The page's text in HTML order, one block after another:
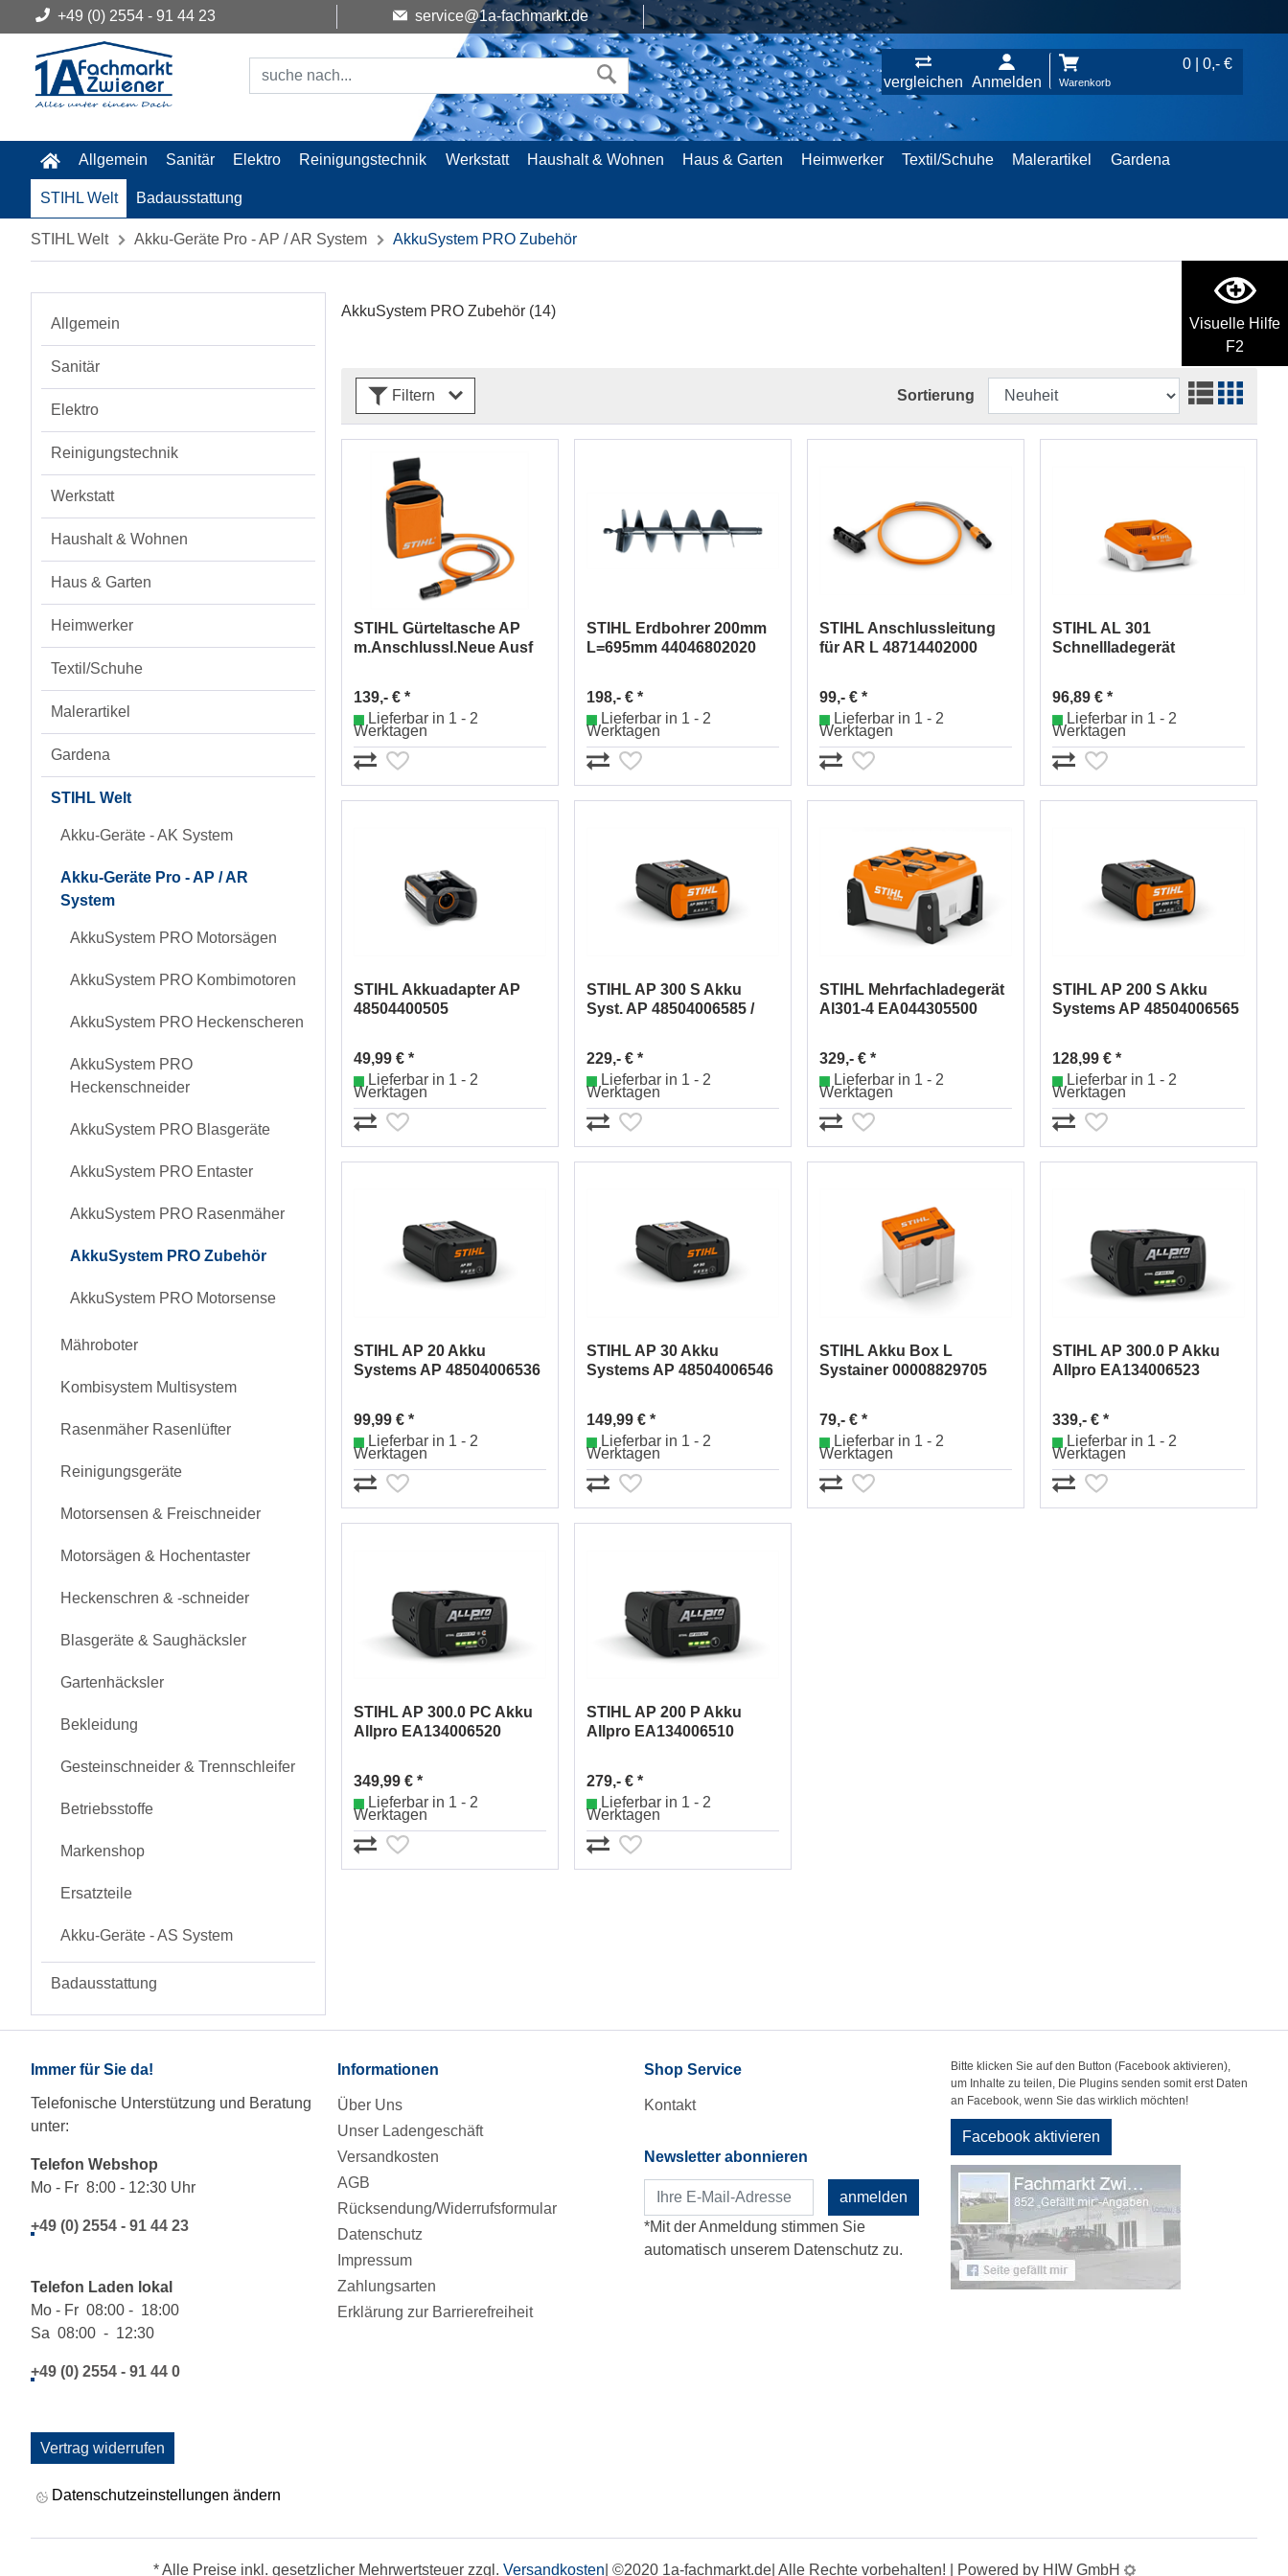
Visuelle Hilfe
F2
+49 (0) 2554 - 91 44 23 service@1a-fachmarkt.de
vergleichen Anmelden
0 | 0,- €
Warenkorb
Allgemein Sanitär Elektro Reinigungstechnik Werkstatt Haushalt & Wohnen Haus & Garten Heimwerker Textil/Schuhe Malerartikel Gardena
STIHL Welt Badausstattung
STIHL Welt Akku-Geräte Pro - AP / AR System AkkuSystem PRO Zubehör
Allgemein
Sanitär
Elektro
Reinigungstechnik
Werkstatt
Haushalt & Wohnen
Haus & Garten
Heimwerker
Textil/Schuhe
Malerartikel
Gardena
STIHL Welt
Akku-Geräte - AK System
Akku-Geräte Pro - AP / AR
System
AkkuSystem PRO Motorsägen
AkkuSystem PRO Kombimotoren
AkkuSystem PRO Heckenscheren
AkkuSystem PRO
Heckenschneider
AkkuSystem PRO Blasgeräte
AkkuSystem PRO Entaster
AkkuSystem PRO Rasenmäher
AkkuSystem PRO Zubehör
AkkuSystem PRO Motorsense
Mähroboter
Kombisystem Multisystem
Rasenmäher Rasenlüfter
Reinigungsgeräte
Motorsensen & Freischneider
Motorsägen & Hochentaster
Heckenschren & -schneider
Blasgeräte & Saughäcksler
Gartenhäcksler
Bekleidung
Gesteinschneider & Trennschleifer
Betriebsstoffe
Markenshop
Ersatzteile
Akku-Geräte - AS System
Badausstattung
AkkuSystem PRO Zubehör (14)
Filtern Sortierung
STIHL Gürteltasche AP
m.Anschlussl.Neue Ausf
139,- € *
Lieferbar in 1 - 2
Werktagen
STIHL Erdbohrer 200mm
L=695mm 44046802020
198,- € *
Lieferbar in 1 - 2
Werktagen
STIHL Anschlussleitung
für AR L 48714402000
99,- € *
Lieferbar in 1 - 2
Werktagen
STIHL AL 301
Schnellladegerät
96,89 € *
Lieferbar in 1 - 2
Werktagen
STIHL Akkuadapter AP
48504400505
49,99 € *
Lieferbar in 1 - 2
Werktagen
STIHL AP 300 S Akku
Syst. AP 48504006585 /
229,- € *
Lieferbar in 1 - 2
Werktagen
STIHL Mehrfachladegerät
Al301-4 EA044305500
329,- € *
Lieferbar in 1 - 2
Werktagen
STIHL AP 200 S Akku
Systems AP 48504006565
128,99 € *
Lieferbar in 1 - 2
Werktagen
STIHL AP 20 Akku
Systems AP 48504006536
99,99 € *
Lieferbar in 1 - 2
Werktagen
STIHL AP 30 Akku
Systems AP 48504006546
149,99 € *
Lieferbar in 1 - 2
Werktagen
STIHL Akku Box L
Systainer 00008829705
79,- € *
Lieferbar in 1 - 2
Werktagen
STIHL AP 300.0 P Akku
Allpro EA134006523
339,- € *
Lieferbar in 1 - 2
Werktagen
STIHL AP 300.0 PC Akku
Allpro EA134006520
349,99 € *
Lieferbar in 1 - 2
Werktagen
STIHL AP 200 P Akku
Allpro EA134006510
279,- € *
Lieferbar in 1 - 2
Werktagen
Immer für Sie da!
Telefonische Unterstützung und Beratung
unter:
Telefon Webshop
Mo - Fr 8:00 - 12:30 Uhr
+49 (0) 2554 - 91 44 23
Telefon Laden lokal
Mo - Fr 08:00 - 18:00
Sa 08:00 - 12:30
+49 (0) 2554 - 91 44 0
Vertrag widerrufen
Datenschutzeinstellungen ändern
Informationen
Über Uns
Unser Ladengeschäft
Versandkosten
AGB
Rücksendung/Widerrufsformular
Datenschutz
Impressum
Zahlungsarten
Erklärung zur Barrierefreiheit
Shop Service
Kontakt
Newsletter abonnieren
anmelden
*Mit der Anmeldung stimmen Sie
automatisch unserem Datenschutz zu.
Bitte klicken Sie auf den Button (Facebook aktivieren),
um Inhalte zu teilen, Die Plugins senden somit erst Daten
an Facebook, wenn Sie das wirklich möchten!
Facebook aktivieren
* Alle Preise inkl. gesetzlicher Mehrwertsteuer zzgl. Versandkosten | ©2020 1a-fachmarkt.de| Alle Rechte vorbehalten! | Powered by HIW GmbH